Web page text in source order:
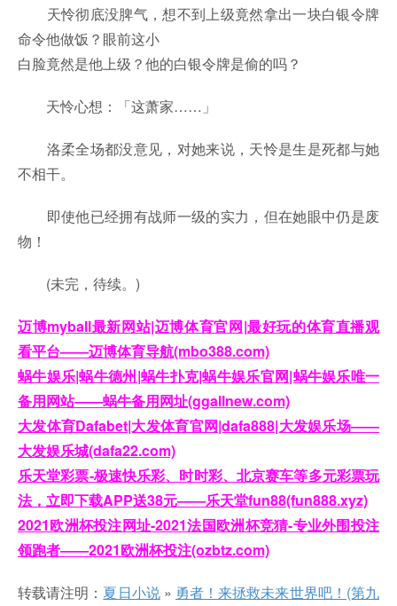
天怜彻底没脾气，想不到上级竟然拿出一块白银令牌
命令他做饭？眼前这小
白脸竟然是他上级？他的白银令牌是偷的吗？
天怜心想：「这萧家……」
洛柔全场都没意见，对她来说，天怜是生是死都与她
不相干。
即使他已经拥有战师一级的实力，但在她眼中仍是废
物！
(未完，待续。)
迈博myball最新网站|迈博体育官网|最好玩的体育直播观
看平台——迈博体育导航(mbo388.com)
蜗牛娱乐|蜗牛德州|蜗牛扑克|蜗牛娱乐官网|蜗牛娱乐唯一
备用网站——蜗牛备用网址(ggallnew.com)
大发体育Dafabet|大发体育官网|dafa888|大发娱乐场——
大发娱乐城(dafa22.com)
乐天堂彩票-极速快乐彩、时时彩、北京赛车等多元彩票玩
法，立即下载APP送38元——乐天堂fun88(fun888.xyz)
2021欧洲杯投注网址-2021法国欧洲杯竞猜-专业外围投注
领跑者——2021欧洲杯投注(ozbtz.com)
转载请注明： 夏日小说» 勇者！来拯救未来世界吧！(第九